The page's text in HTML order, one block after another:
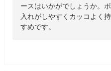
ースはいかがでしょうか。
入れがしやすくカッコよく
すめです。